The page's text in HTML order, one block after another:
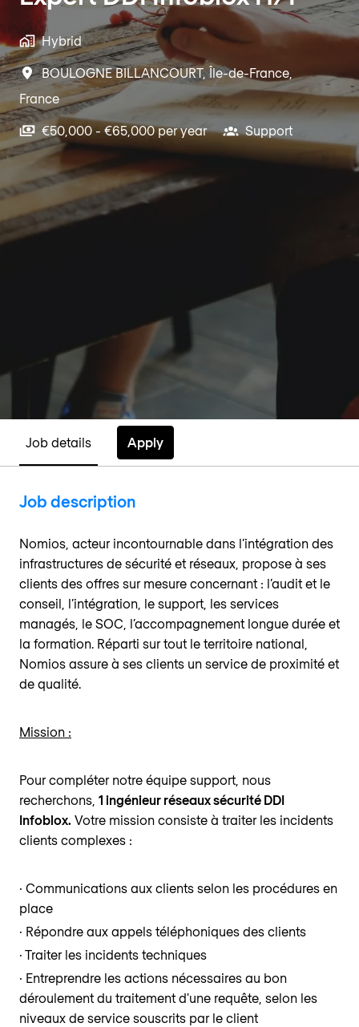
Hybrid
BOULOGNE BILLANCOURT, Île-de-France
France
€50,000 - €65,000 per year Support
Job details Apply
Job description
Nomios, acteur incontournable dans l’intégration des
infrastructures de sécurité et réseaux, propose à ses
clients des offres sur mesure concernant : l’audit et le
conseil, l’intégration, le support, les services
managés, le SOC, l’accompagnement longue durée et
la formation. Réparti sur tout le territoire national,
Nomios assure à ses clients un service de proximité et
de qualité.
Mission :
Pour compléter notre équipe support, nous
recherchons, 1 ingénieur réseaux sécurité DDI
Infoblox. Votre mission consiste à traiter les incidents
clients complexes :
· Communications aux clients selon les procédures en
place
· Répondre aux appels téléphoniques des clients
· Traiter les incidents techniques
· Entreprendre les actions nécessaires au bon
déroulement du traitement d'une requête, selon les
niveaux de service souscrits par le client